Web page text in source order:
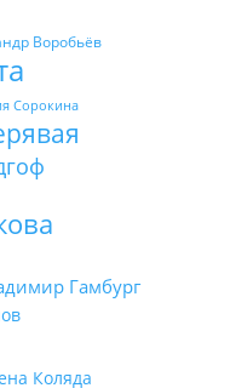
Воробьёв
Сорокина
Гамбург
Коляда